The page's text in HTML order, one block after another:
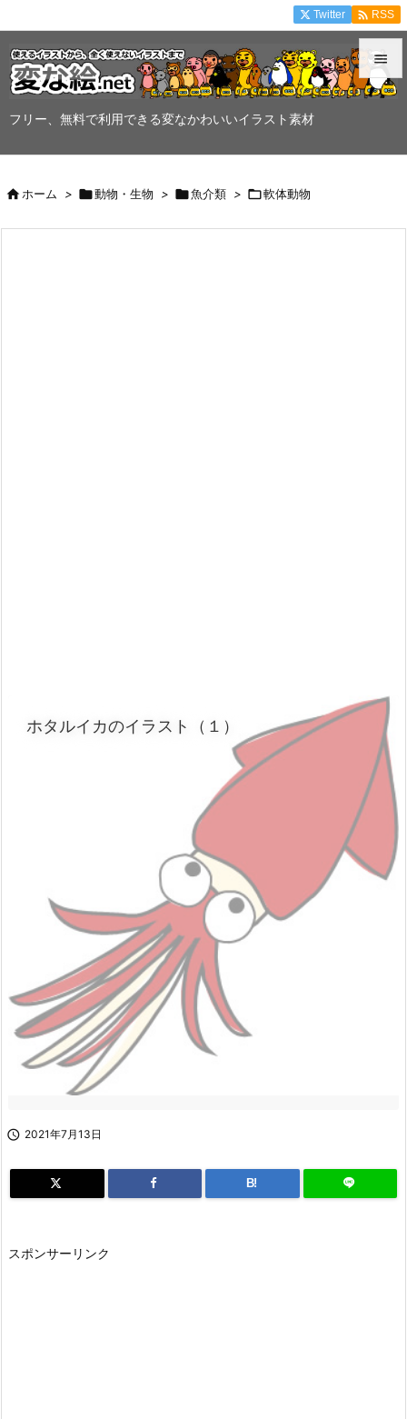
フリー、無料で利用できる変なかわいいイラスト素材


Twitter  RSS
ホーム > 動物・生物 > 魚介類 > 軟体動物
ホタルイカのイラスト（１）
 2021年7月13日
B!
スポンサーリンク